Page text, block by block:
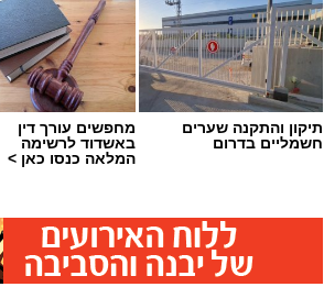
במסגרת התפקיד יידרש המועמד להוביל את
ולהוביל צוות מקצועי, לפתח תוכניות חינוכיות,
ולעבוד מול קהלים מגוונים, תוך חיבור בין
תואר אקדמי המוכר על ידי המועצה
ניסיון בפיתוח הדרכה ועמידה מול קהל.
ניסיון ויכולת בניהול והובלת צוות.
תיקון והתקנה שערים
חשמליים בדרום
מחפשים עורך דין
באשדוד לרשימה
המלאה כנסו כאן >